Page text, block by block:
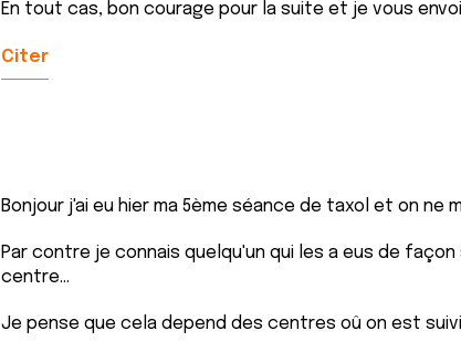
En tout cas, bon courage pour la suite et je vous
Citer
Bonjour j'ai eu hier ma 5ème séance de taxol et on ne
Par contre je connais quelqu'un qui les a eus de
centre...
Je pense que cela depend des centres oû on est